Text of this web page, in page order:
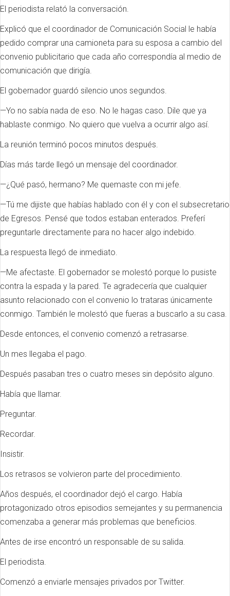
El periodista relató la conversación.
Explicó que el coordinador de Comunicación Social le había
pedido comprar una camioneta para su esposa a cambio del
convenio publicitario que cada año correspondía al medio de
comunicación que dirigía.
El gobernador guardó silencio unos segundos.
—Yo no sabía nada de eso. No le hagas caso. Dile que ya
hablaste conmigo. No quiero que vuelva a ocurrir algo así.
La reunión terminó pocos minutos después.
Días más tarde llegó un mensaje del coordinador.
—¿Qué pasó, hermano? Me quemaste con mi jefe.
—Tú me dijiste que habías hablado con él y con el subsecretario
de Egresos. Pensé que todos estaban enterados. Preferí
preguntarle directamente para no hacer algo indebido.
La respuesta llegó de inmediato.
—Me afectaste. El gobernador se molestó porque lo pusiste
contra la espada y la pared. Te agradecería que cualquier
asunto relacionado con el convenio lo trataras únicamente
conmigo. También le molestó que fueras a buscarlo a su casa.
Desde entonces, el convenio comenzó a retrasarse.
Un mes llegaba el pago.
Después pasaban tres o cuatro meses sin depósito alguno.
Había que llamar.
Preguntar.
Recordar.
Insistir.
Los retrasos se volvieron parte del procedimiento.
Años después, el coordinador dejó el cargo. Había
protagonizado otros episodios semejantes y su permanencia
comenzaba a generar más problemas que beneficios.
Antes de irse encontró un responsable de su salida.
El periodista.
Comenzó a enviarle mensajes privados por Twitter.